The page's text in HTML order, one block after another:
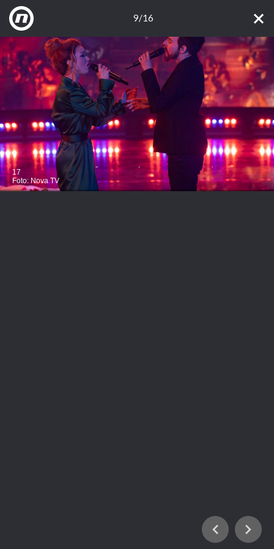
9/16
Nora Ćurković i Dora Trogrlić kao Matija Cvek i Eni Jurišić, ep. 13, TLZP -
17
Foto: Nova TV